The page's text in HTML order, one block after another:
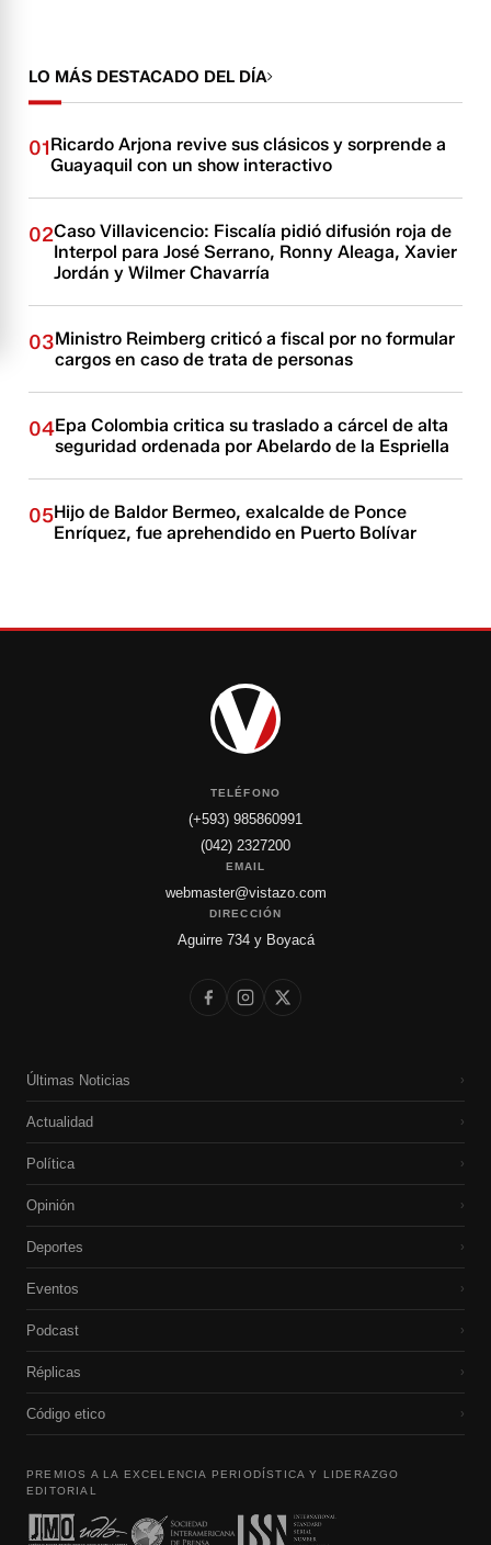
LO MÁS DESTACADO DEL DÍA
01Ricardo Arjona revive sus clásicos y sorprende a
Guayaquil con un show interactivo
02Caso Villavicencio: Fiscalía pidió difusión roja de
Interpol para José Serrano, Ronny Aleaga, Xavier
Jordán y Wilmer Chavarría
03Ministro Reimberg criticó a fiscal por no formular
cargos en caso de trata de personas
04Epa Colombia critica su traslado a cárcel de alta
seguridad ordenada por Abelardo de la Espriella
05Hijo de Baldor Bermeo, exalcalde de Ponce
Enríquez, fue aprehendido en Puerto Bolívar
TELÉFONO
(+593) 985860991
(042) 2327200
EMAIL
webmaster@vistazo.com
DIRECCIÓN
Aguirre 734 y Boyacá
Últimas Noticias ›
Actualidad ›
Política ›
Opinión ›
Deportes ›
Eventos ›
Podcast ›
Réplicas ›
Código etico ›
PREMIOS A LA EXCELENCIA PERIODÍSTICA Y LIDERAZGO
EDITORIAL